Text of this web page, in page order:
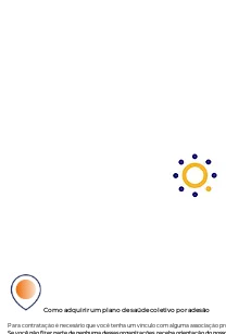
Como adquirir um plano de saúde coletivo por adesão
Para contratação é necesário que você tenha um vínculo com alguma associação